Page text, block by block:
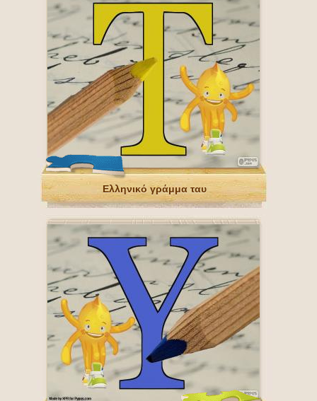
Ελληνικό γράμμα ταυ